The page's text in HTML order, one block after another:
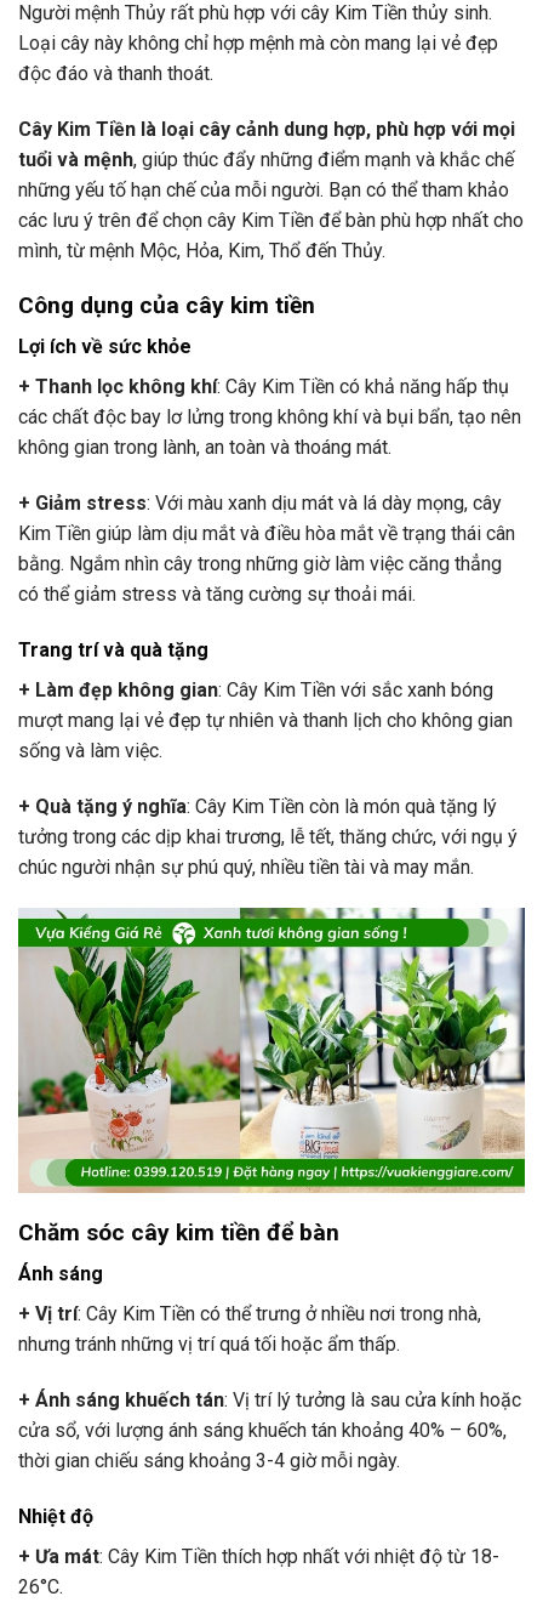
Người mệnh Thủy rất phù hợp với cây Kim Tiền thủy sinh.
Loại cây này không chỉ hợp mệnh mà còn mang lại vẻ đẹp
độc đáo và thanh thoát.
Cây Kim Tiền là loại cây cảnh dung hợp, phù hợp với mọi
tuổi và mệnh, giúp thúc đẩy những điểm mạnh và khắc chế
những yếu tố hạn chế của mỗi người. Bạn có thể tham khảo
các lưu ý trên để chọn cây Kim Tiền để bàn phù hợp nhất cho
mình, từ mệnh Mộc, Hỏa, Kim, Thổ đến Thủy.
Công dụng của cây kim tiền
Lợi ích về sức khỏe
+ Thanh lọc không khí: Cây Kim Tiền có khả năng hấp thụ
các chất độc bay lơ lửng trong không khí và bụi bẩn, tạo nên
không gian trong lành, an toàn và thoáng mát.
+ Giảm stress: Với màu xanh dịu mát và lá dày mọng, cây
Kim Tiền giúp làm dịu mắt và điều hòa mắt về trạng thái cân
bằng. Ngắm nhìn cây trong những giờ làm việc căng thẳng
có thể giảm stress và tăng cường sự thoải mái.
Trang trí và quà tặng
+ Làm đẹp không gian: Cây Kim Tiền với sắc xanh bóng
mượt mang lại vẻ đẹp tự nhiên và thanh lịch cho không gian
sống và làm việc.
+ Quà tặng ý nghĩa: Cây Kim Tiền còn là món quà tặng lý
tưởng trong các dịp khai trương, lễ tết, thăng chức, với ngụ ý
chúc người nhận sự phú quý, nhiều tiền tài và may mắn.
Chăm sóc cây kim tiền để bàn
Ánh sáng
+ Vị trí: Cây Kim Tiền có thể trưng ở nhiều nơi trong nhà,
nhưng tránh những vị trí quá tối hoặc ẩm thấp.
+ Ánh sáng khuếch tán: Vị trí lý tưởng là sau cửa kính hoặc
cửa sổ, với lượng ánh sáng khuếch tán khoảng 40% – 60%,
thời gian chiếu sáng khoảng 3-4 giờ mỗi ngày.
Nhiệt độ
+ Ưa mát: Cây Kim Tiền thích hợp nhất với nhiệt độ từ 18-
26°C.